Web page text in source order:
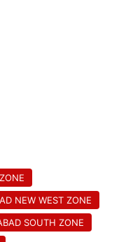
NEW WEST ZONE
SOUTH ZONE